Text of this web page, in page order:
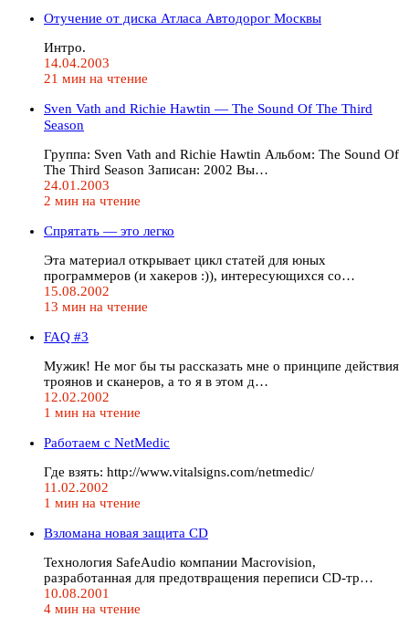
Отучение от диска Атласа Автодорог Москвы
Интро.
14.04.2003
21 мин на чтение
Sven Vath and Richie Hawtin — The Sound Of The Third
Season
Группа: Sven Vath and Richie Hawtin Альбом: The Sound Of
The Third Season Записан: 2002 Вы…
24.01.2003
2 мин на чтение
Спрятать — это легко
Эта материал открывает цикл статей для юных
программеров (и хакеров :)), интересующихся со…
15.08.2002
13 мин на чтение
FAQ #3
Мужик! Не мог бы ты рассказать мне о принципе действия
троянов и сканеров, а то я в этом д…
12.02.2002
1 мин на чтение
Работаем с NetMedic
Где взять: http://www.vitalsigns.com/netmedic/
11.02.2002
1 мин на чтение
Взломана новая защита CD
Технология SafeAudio компании Macrovision,
разработанная для предотвращения переписи CD-тр…
10.08.2001
4 мин на чтение